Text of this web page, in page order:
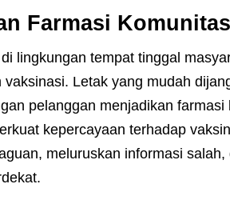
Farmasi
lingkungan tempat tinggal
vaksinasi. Letak yang mudah
pelanggan menjadikan
kepercayaan terhadap
meluruskan informasi